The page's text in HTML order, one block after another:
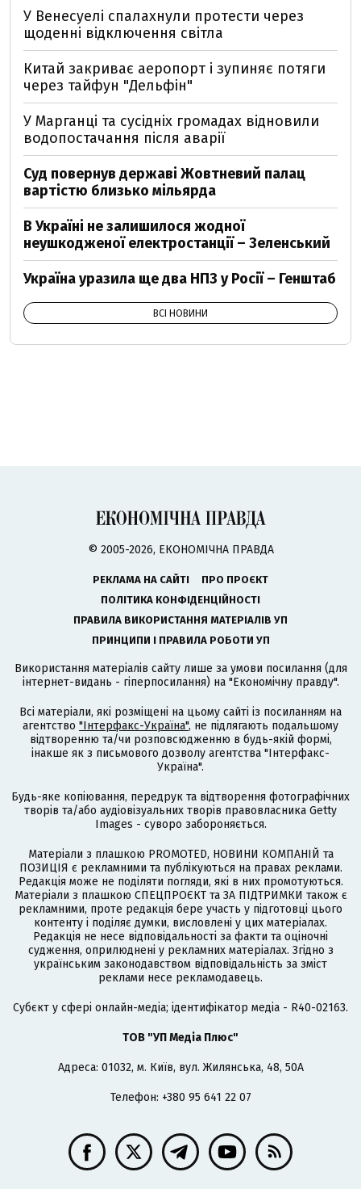
У Венесуелі спалахнули протести через
щоденні відключення світла
Китай закриває аеропорт і зупиняє потяги
через тайфун "Дельфін"
У Марганці та сусідніх громадах відновили
водопостачання після аварії
Суд повернув державі Жовтневий палац
вартістю близько мільярда
В Україні не залишилося жодної
неушкодженої електростанції – Зеленський
Україна уразила ще два НПЗ у Росії – Генштаб
ВСІ НОВИНИ
© 2005-2026, ЕКОНОМІЧНА ПРАВДА
РЕКЛАМА НА САЙТІ
ПРО ПРОЄКТ
ПОЛІТИКА КОНФІДЕНЦІЙНОСТІ
ПРАВИЛА ВИКОРИСТАННЯ МАТЕРІАЛІВ УП
ПРИНЦИПИ І ПРАВИЛА РОБОТИ УП
Використання матеріалів сайту лише за умови посилання (для
інтернет-видань - гіперпосилання) на "Економічну правду".
Всі матеріали, які розміщені на цьому сайті із посиланням на
агентство "Інтерфакс-Україна", не підлягають подальшому
відтворенню та/чи розповсюдженню в будь-якій формі,
інакше як з письмового дозволу агентства "Інтерфакс-
Україна".
Будь-яке копіювання, передрук та відтворення фотографічних
творів та/або аудіовізуальних творів правовласника Getty
Images - суворо забороняється.
Матеріали з плашкою PROMOTED, НОВИНИ КОМПАНІЙ та
ПОЗИЦІЯ є рекламними та публікуються на правах реклами.
Редакція може не поділяти погляди, які в них промотуються.
Матеріали з плашкою СПЕЦПРОЄКТ та ЗА ПІДТРИМКИ також є
рекламними, проте редакція бере участь у підготовці цього
контенту і поділяє думки, висловлені у цих матеріалах.
Редакція не несе відповідальності за факти та оціночні
судження, оприлюднені у рекламних матеріалах. Згідно з
українським законодавством відповідальність за зміст
реклами несе рекламодавець.
Cубєкт у сфері онлайн-медіа; ідентифікатор медіа - R40-02163.
ТОВ "УП Медіа Плюс"
Адреса: 01032, м. Київ, вул. Жилянська, 48, 50А
Телефон: +380 95 641 22 07